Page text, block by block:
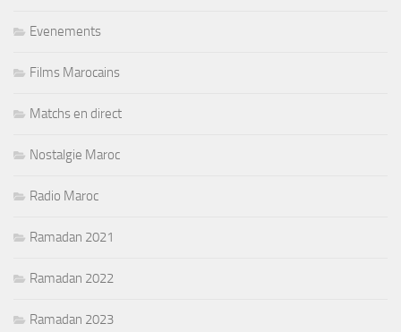
Evenements
Films Marocains
Matchs en direct
Nostalgie Maroc
Radio Maroc
Ramadan 2021
Ramadan 2022
Ramadan 2023